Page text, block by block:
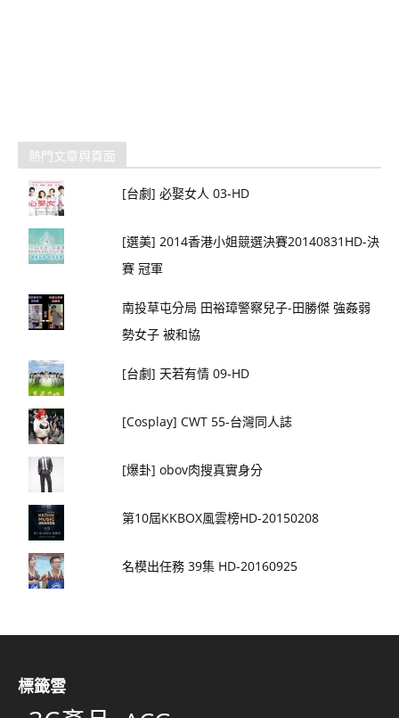
熱門文章與頁面
[台劇] 必娶女人 03-HD
[選美] 2014香港小姐競選決賽20140831HD-決
賽 冠軍
南投草屯分局 田裕璋警察兒子-田勝傑 強姦弱
勢女子 被和協
[台劇] 天若有情 09-HD
[Cosplay] CWT 55-台灣同人誌
[爆卦] obov肉搜真實身分
第10屆KKBOX風雲榜HD-20150208
名模出任務 39集 HD-20160925
標籤雲